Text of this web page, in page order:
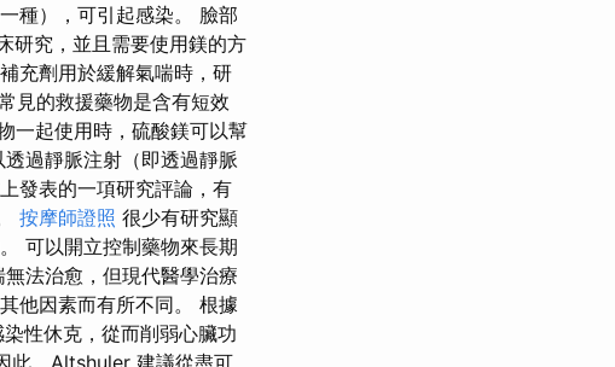
種），可引起感染。 臉部
研究，並且需要使用鎂的方
充劑用於緩解氣喘時，研
見的救援藥物是含有短效
一起使用時，硫酸鎂可以幫
過靜脈注射（即透過靜脈
發表的一項研究評論，有
按摩師證照 很少有研究顯
可以開立控制藥物來長期
法治愈，但現代醫學治療
他因素而有所不同。 根據
性休克，從而削弱心臟功
此，Altshuler 建議從盡可